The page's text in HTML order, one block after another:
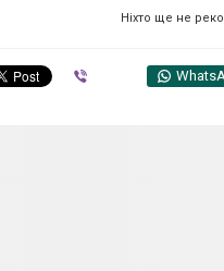
Ніхто ще не